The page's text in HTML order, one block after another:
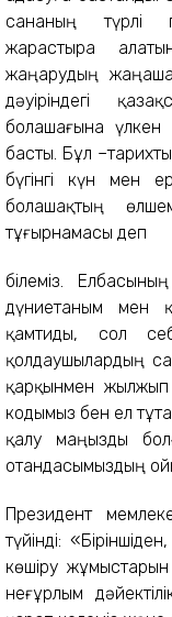
сананың түрлі
жарастыра
жаңарудың
дәуіріндегі
болашағына
басты. Бұл
бүгінгі күн мен
болашақтың
тұғырнамасы деп
білеміз.
дүниетаным мен
қамтиды, сол
қолдаушылардың
қарқынмен жылжып
кодымыз бен ел
қалу маңызды
отандасымыздың
Президент
түйінді:
көшіру
неғұрлым